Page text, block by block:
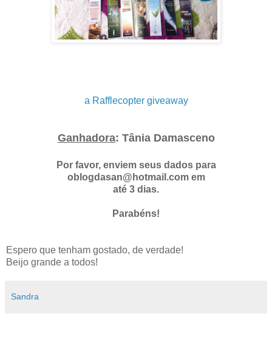
a Rafflecopter giveaway
Ganhadora: Tânia Damasceno
Por favor, enviem seus dados para
oblogdasan@hotmail.com em
até 3 dias.
Parabéns!
Espero que tenham gostado, de verdade!
Beijo grande a todos!
Sandra